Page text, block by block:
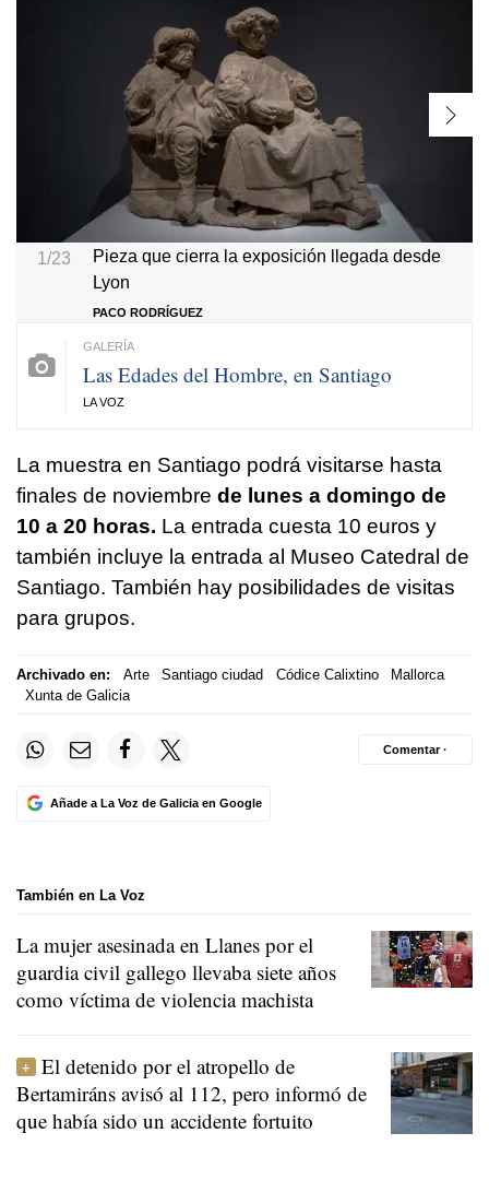
1/23
Pieza que cierra la exposición llegada desde
Lyon
PACO RODRÍGUEZ
Las Edades del Hombre, en Santiago
LA VOZ
La muestra en Santiago podrá visitarse hasta
finales de noviembre de lunes a domingo de
10 a 20 horas. La entrada cuesta 10 euros y
también incluye la entrada al Museo Catedral de
Santiago. También hay posibilidades de visitas
para grupos.
Archivado en: Arte Santiago ciudad Códice Calixtino
Mallorca
Xunta de Galicia
Añade a La Voz de Galicia en Google
Comentar ·
También en La Voz
La mujer asesinada en Llanes por el
guardia civil gallego llevaba siete años
como víctima de violencia machista
El detenido por el atropello de
Bertamiráns avisó al 112, pero informó de
que había sido un accidente fortuito